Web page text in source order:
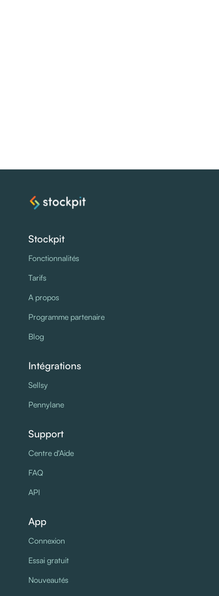
Stockpit
Fonctionnalités
Tarifs
A propos
Programme partenaire
Blog
Intégrations
Sellsy
Pennylane
Support
Centre d'Aide
FAQ
API
App
Connexion
Essai gratuit
Nouveautés